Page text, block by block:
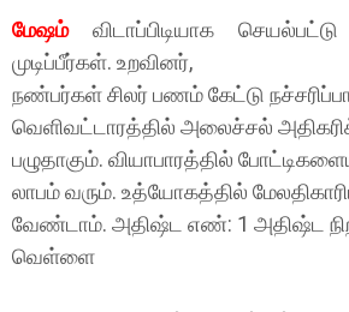
மேஷம்விடாப்பிடியாக
முடிப்பீர்கள். உறவினர்,
நண்பர்கள் சிலர் பணம் கேட்டு
வெளிவட்டாரத்தில் அலைச்சல்
பழுதாகும். வியாபாரத்தில்
லாபம் வரும். உத்யோகத்தில்
வேண்டாம். அதிஷ்ட எண்: 1 அதிஷ்ட
வெள்ளை